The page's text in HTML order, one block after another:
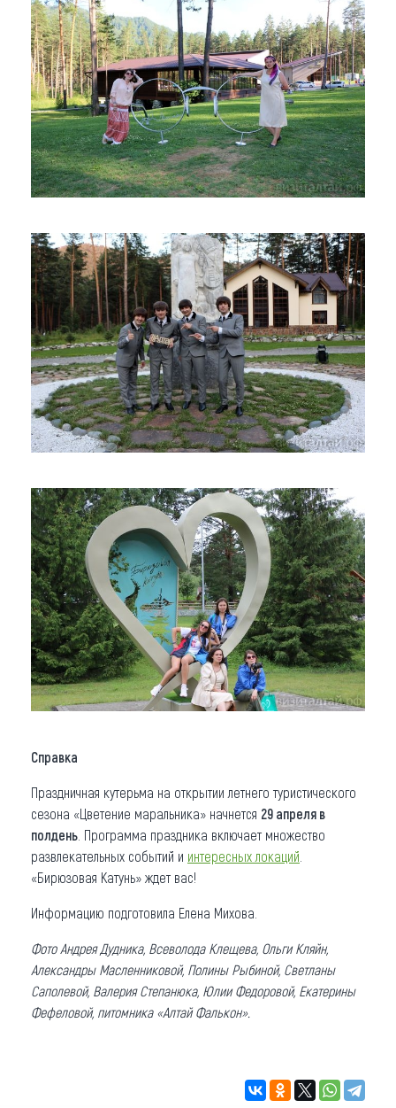
Справка
Праздничная кутерьма на открытии летнего туристического
сезона «Цветение маральника» начнется 29 апреля в
полдень . Программа праздника включает множество
развлекательных событий и интересных локаций
«Бирюзовая Катунь» ждет вас!
Информацию подготовила Елена Михова.
Фото Андрея Дудника, Всеволода Клещева, Ольги Кляйн,
Александры Масленниковой, Полины Рыбиной, Светланы
Саполевой, Валерия Степанюка, Юлии Федоровой, Екатерины
Фефеловой, питомника «Алтай Фалькон».